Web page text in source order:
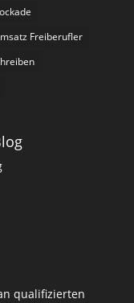
Freiberufler
qualifizierten